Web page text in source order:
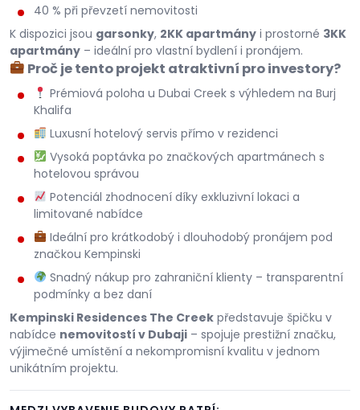
40 % při převzetí nemovitosti
K dispozici jsou garsonky, 2KK apartmány i prostorné 3KK
apartmány – ideální pro vlastní bydlení i pronájem.
Proč je tento projekt atraktivní pro investory?
Prémiová poloha u Dubai Creek s výhledem na Burj
Khalifa
Luxusní hotelový servis přímo v rezidenci
Vysoká poptávka po značkových apartmánech s
hotelovou správou
Potenciál zhodnocení díky exkluzivní lokaci a
limitované nabídce
Ideální pro krátkodobý i dlouhodobý pronájem pod
značkou Kempinski
Snadný nákup pro zahraniční klienty – transparentní
podmínky a bez daní
Kempinski Residences The Creek představuje špičku v
nabídce nemovitostí v Dubaji – spojuje prestižní značku,
výjimečné umístění a nekompromisní kvalitu v jednom
unikátním projektu.